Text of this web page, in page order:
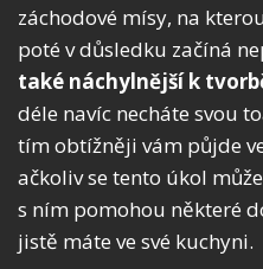
záchodové mísy, na
poté v důsledku začíná
také náchylnější k
déle navíc necháte svou
tím obtížněji vám půjde
ačkoliv se tento úkol
s ním pomohou některé
jistě máte ve své kuchyni.